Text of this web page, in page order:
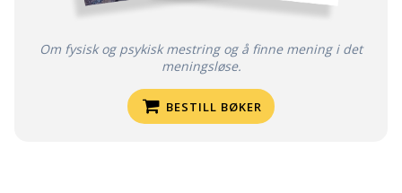
Om fysisk og psykisk mestring og å finne mening i det
meningsløse.
BESTILL BØKER